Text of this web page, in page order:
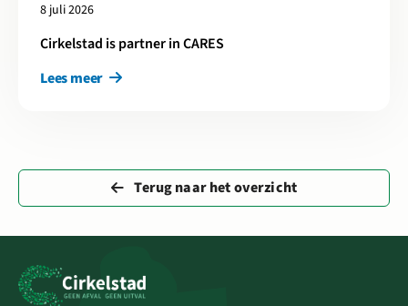
8 juli 2026
Cirkelstad is partner in CARES
Lees meer
Terug naar het overzicht